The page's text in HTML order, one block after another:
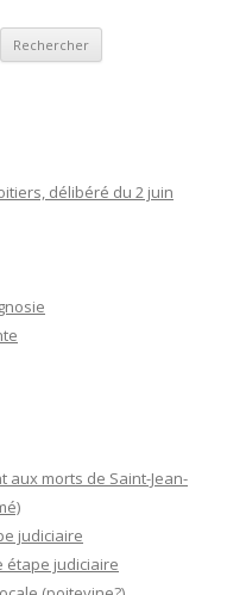
délibéré du 2 juin
aux morts de Saint-Jean-
judiciaire
étape judiciaire